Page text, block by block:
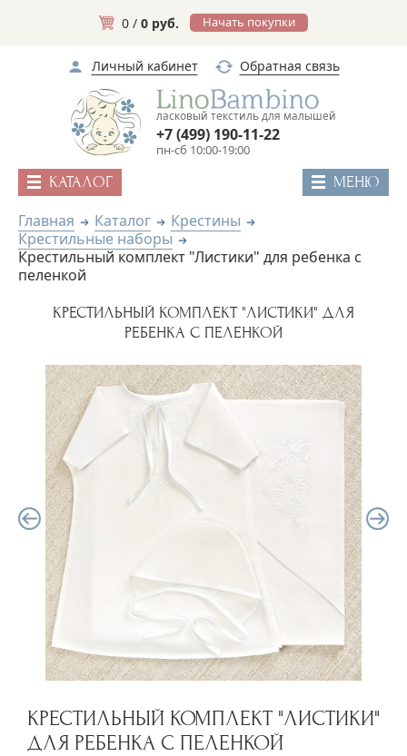
0 / 0 руб. Начать покупки
Личный кабинет Обратная связь
ласковый текстиль для малышей
пн-сб 10:00-19:00
+7 (499) 190-11-22
КАТАЛОГ МЕНЮ
Главная Каталог
Крестины
Крестильные наборы
Крестильный комплект "Листики" для ребенка с
пеленкой
КРЕСТИЛЬНЫЙ КОМПЛЕКТ "ЛИСТИКИ" ДЛЯ
РЕБЕНКА С ПЕЛЕНКОЙ
КРЕСТИЛЬНЫЙ КОМПЛЕКТ "ЛИСТИКИ"
ДЛЯ РЕБЕНКА С ПЕЛЕНКОЙ